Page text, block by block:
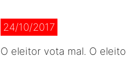
24/10/2017
O eleitor vota mal. O